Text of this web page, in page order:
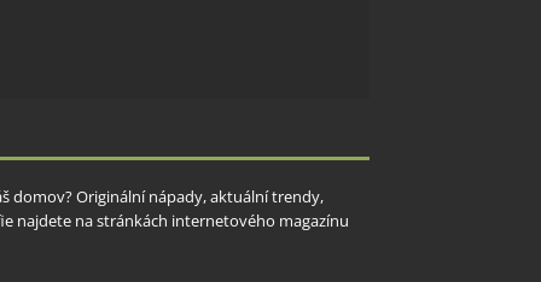
domov? Originální nápady, aktuální trendy,
najdete na stránkách internetového magazínu